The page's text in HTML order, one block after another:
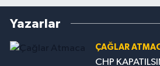
Yazarlar
ÇAĞLAR
CHP